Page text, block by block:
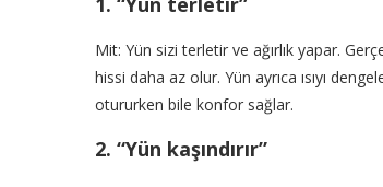
Mit: Yün sizi terletir ve ağırlık yapar.
hissi daha az olur. Yün ayrıca ısıyı
otururken bile konfor sağlar.
2. “Yün kaşındırır”